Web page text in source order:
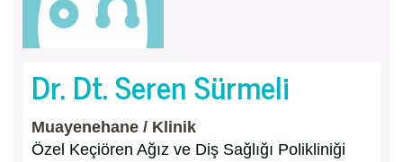
Dr. Dt. Seren Sürmeli
Muayenehane / Klinik
Özel Keçiören Ağız ve Diş Sağlığı Polikliniği